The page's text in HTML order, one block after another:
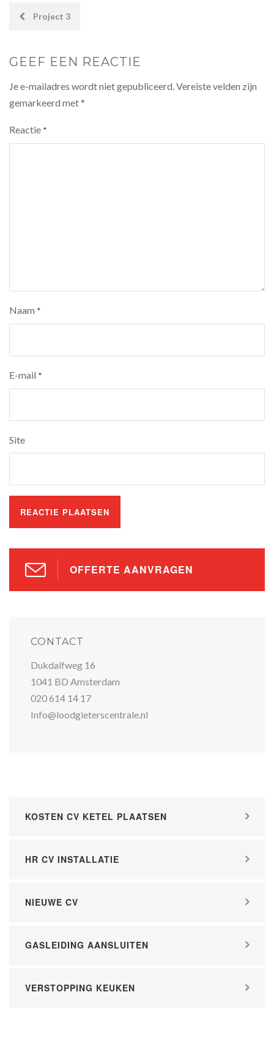
POST
Project 3
GEEF EEN REACTIE
Je e-mailadres wordt niet gepubliceerd.Vereiste velden zijn
gemarkeerd met*
Reactie *
Naam *
E-mail *
Site
OFFERTE AANVRAGEN
CONTACT
Dukdalfweg 16
1041 BD Amsterdam
020 614 14 17
Info@loodgieterscentrale.nl
KOSTEN CV KETEL PLAATSEN
HR CV INSTALLATIE
NIEUWE CV
GASLEIDING AANSLUITEN
VERSTOPPING KEUKEN